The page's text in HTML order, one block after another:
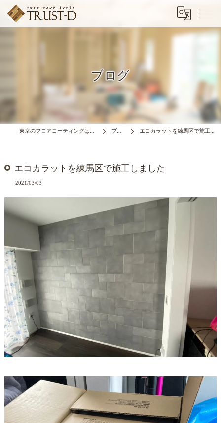
ブログ
東京のフロアコーティングはTRUST-D ブログ エコカラットを練馬区で施工しました
エコカラットを練馬区で施工しました
2021/03/03